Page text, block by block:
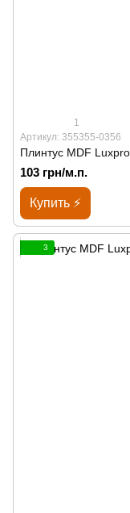
1
Артикул: 355355-0356
Плинтус MDF
103 грн/м.п.
Купить ⚡
3